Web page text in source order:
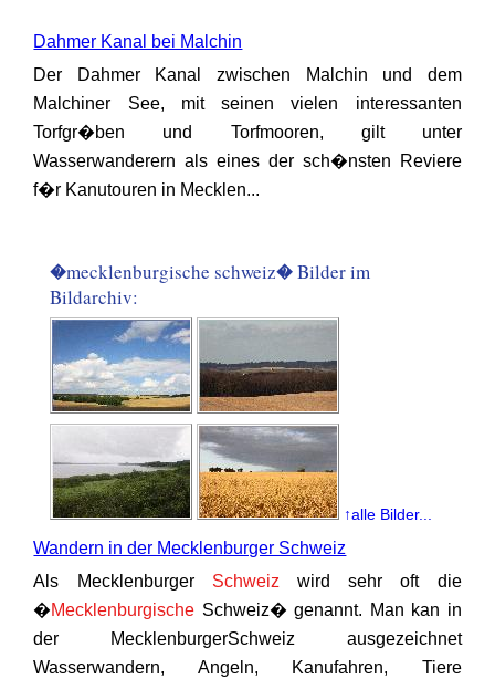
Dahmer Kanal bei Malchin
Der Dahmer Kanal zwischen Malchin und dem
Malchiner See, mit seinen vielen interessanten
Torfgr�ben und Torfmooren, gilt unter
Wasserwanderern als eines der sch�nsten Reviere
f�r Kanutouren in Mecklen...
�mecklenburgische schweiz� Bilder im
Bildarchiv:
↑alle Bilder...
Wandern in der Mecklenburger Schweiz
Als Mecklenburger Schweiz wird sehr oft die
�Mecklenburgische Schweiz� genannt. Man kan in
der MecklenburgerSchweiz ausgezeichnet
Wasserwandern, Angeln, Kanufahren, Tiere